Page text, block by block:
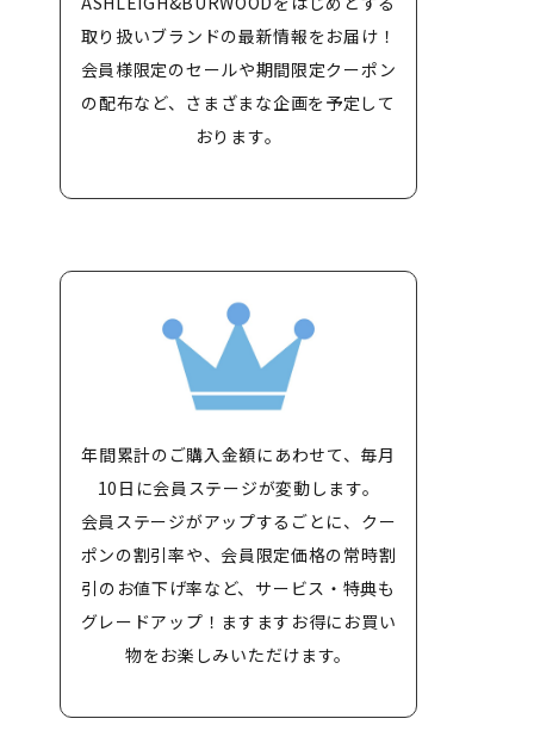
取り扱いブランドの最新情報をお届け！
会員様限定のセールや期間限定クーポン
の配布など、さまざまな企画を予定して
おります。
年間累計のご購入金額にあわせて、毎月
10日に会員ステージが変動します。
会員ステージがアップするごとに、クー
ポンの割引率や、会員限定価格の常時割
引のお値下げ率など、サービス・特典も
グレードアップ！ますますお得にお買い
物をお楽しみいただけます。